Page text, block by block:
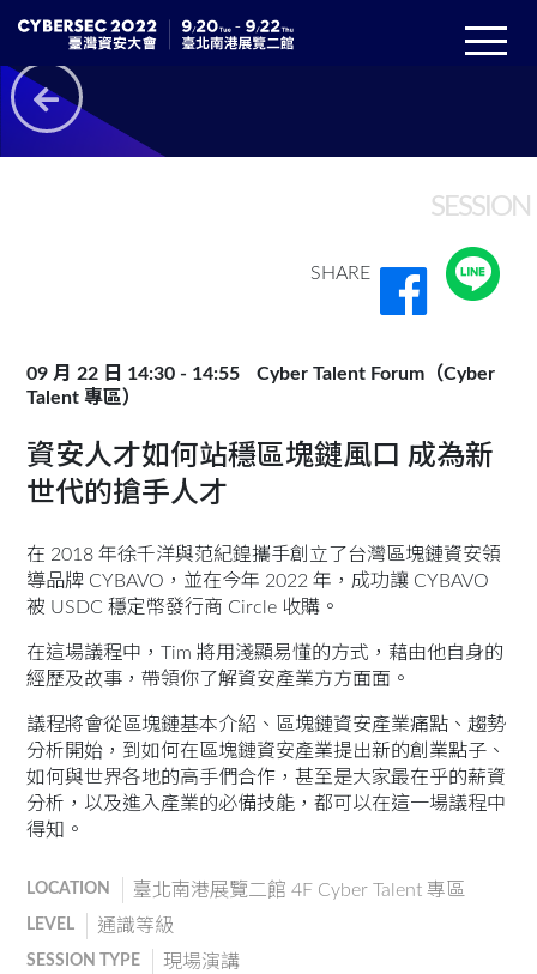
SESSION
SHARE
09 月 22 日 14:30 - 14:55
Cyber Talent Forum（Cyber
Talent 專區）
資安人才如何站穩區塊鏈風口 成為新
世代的搶手人才
在 2018 年徐千洋與范紀鍠攜手創立了台灣區塊鏈資安領
導品牌 CYBAVO，並在今年 2022 年，成功讓 CYBAVO
被 USDC 穩定幣發行商 Circle 收購。
在這場議程中，Tim 將用淺顯易懂的方式，藉由他自身的
經歷及故事，帶領你了解資安產業方方面面。
議程將會從區塊鏈基本介紹、區塊鏈資安產業痛點、趨勢
分析開始，到如何在區塊鏈資安產業提出新的創業點子、
如何與世界各地的高手們合作，甚至是大家最在乎的薪資
分析，以及進入產業的必備技能，都可以在這一場議程中
得知。
LOCATION 臺北南港展覽二館 4F Cyber Talent 專區
LEVEL 通識等級
SESSION TYPE 現場演講